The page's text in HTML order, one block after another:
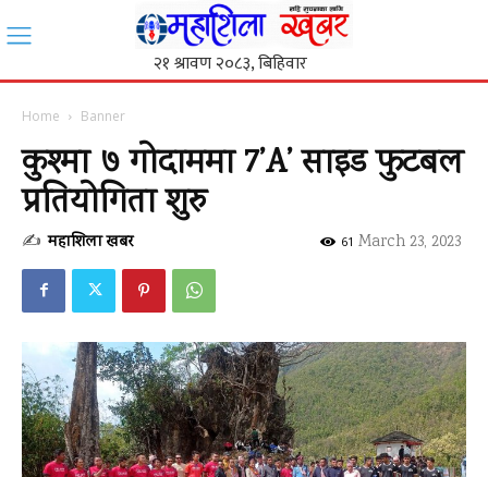
Home Banner
कुश्मा ७ गोदाममा 7’A’ साइड फुटबल
प्रतियोगिता शुरु
✍ महाशिला खबर March 23, 2023
61